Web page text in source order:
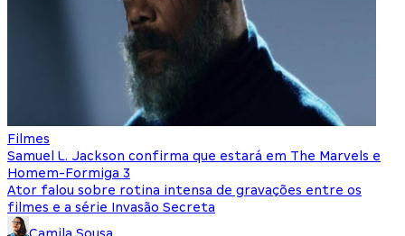
Filmes
Samuel L. Jackson confirma que estará em The Marvels e
Homem-Formiga 3
Ator falou sobre rotina intensa de gravações entre os
filmes e a série Invasão Secreta